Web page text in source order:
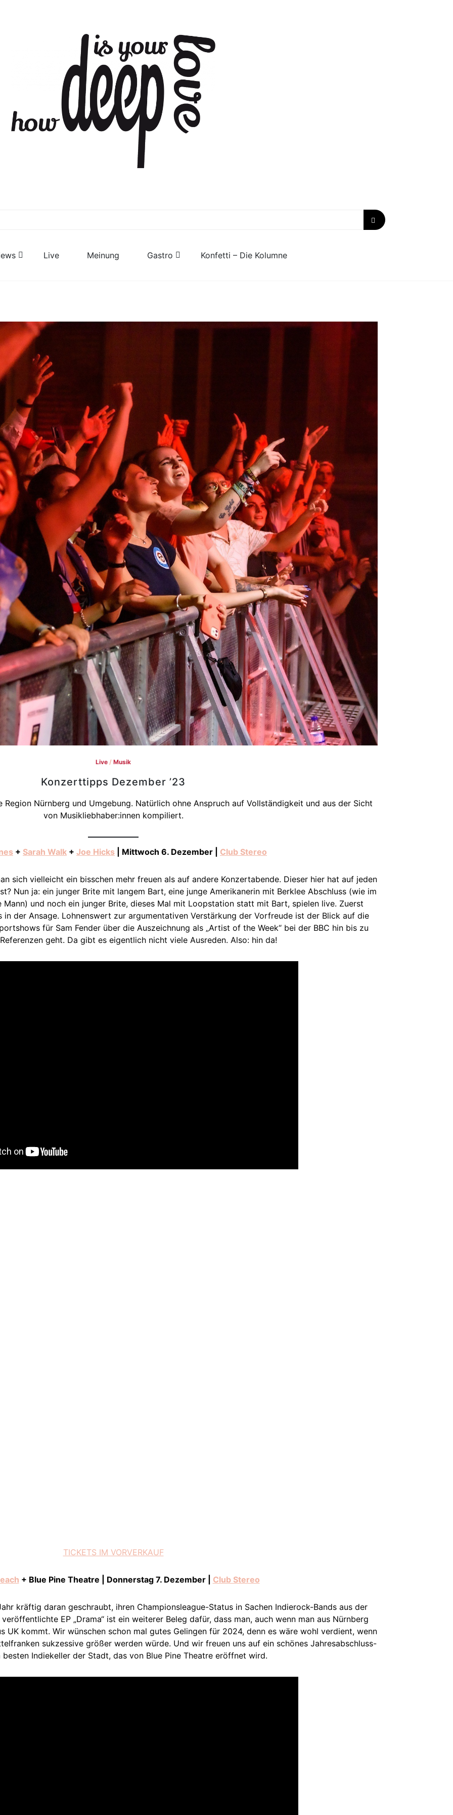
Live Meinung Gastro Konfetti – Die Kolumne
Live / Musik
Konzerttipps Dezember ’23
Nürnberg und Umgebung. Natürlich ohne Anspruch auf Vollständigkeit und aus der Sicht
von Musikliebhaber:innen kompiliert.
+ Sarah Walk + Joe Hicks | Mittwoch 6. Dezember | Club Stereo
sich vielleicht ein bisschen mehr freuen als auf andere Konzertabende. Dieser hier hat auf jeden
Nun ja: ein junger Brite mit langem Bart, eine junge Amerikanerin mit Berklee Abschluss (wie im
und noch ein junger Brite, dieses Mal mit Loopstation statt mit Bart, spielen live. Zuerst
in der Ansage. Lohnenswert zur argumentativen Verstärkung der Vorfreude ist der Blick auf die
für Sam Fender über die Auszeichnung als „Artist of the Week“ bei der BBC hin bis zu
geht. Da gibt es eigentlich nicht viele Ausreden. Also: hin da!
TICKETS IM VORVERKAUF
+ Blue Pine Theatre | Donnerstag 7. Dezember | Club Stereo
kräftig daran geschraubt, ihren Championsleague-Status in Sachen Indierock-Bands aus der
EP „Drama“ ist ein weiterer Beleg dafür, dass man, auch wenn man aus Nürnberg
UK kommt. Wir wünschen schon mal gutes Gelingen für 2024, denn es wäre wohl verdient, wenn
sukzessive größer werden würde. Und wir freuen uns auf ein schönes Jahresabschluss-
besten Indiekeller der Stadt, das von Blue Pine Theatre eröffnet wird.